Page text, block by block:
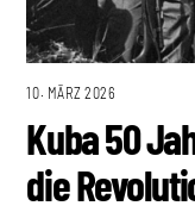
10. MÄRZ 2026
Kuba 50
die